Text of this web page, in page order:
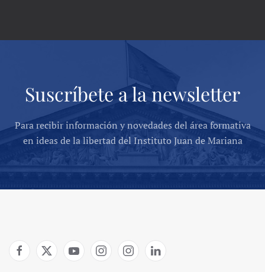
Suscríbete a la newsletter
Para recibir información y novedades del área formativa
en ideas de la libertad del Instituto Juan de Mariana